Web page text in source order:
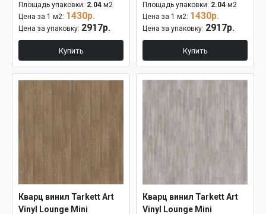
Площадь упаковки: 2.04 м2
Цена за 1 м2: 1430р.
Цена за упаковку: 2917р.
Купить
Площадь упаковки: 2.04 м2
Цена за 1 м2: 1430р.
Цена за упаковку: 2917р.
Купить
Кварц винил Tarkett Art
Vinyl Lounge Mini
Кварц винил Tarkett Art
Vinyl Lounge Mini